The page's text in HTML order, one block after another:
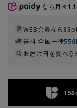
なら 月々
WEB会員なら35
送料 全国一律550
お届け日を調べる